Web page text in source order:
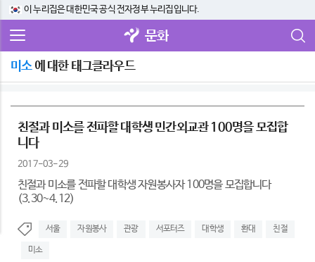
이 누리집은 대한민국 공식 전자정부 누리집입니다.
문화
미소에 대한 태그클라우드
친절과 미소를 전파할 대학생 민간외교관 100명을 모집합
니다
2017-03-29
친절과 미소를 전파할 대학생 자원봉사자 100명을 모집합니다
(3.30~4.12)
서울 자원봉사 관광 서포터즈 대학생 환대 친절
미소